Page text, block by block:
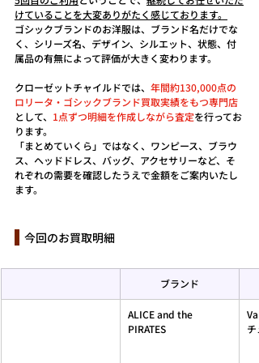
けていることを大変ありがたく感じております。
ゴシックブランドのお洋服は、ブランド名だけでな
く、シリーズ名、デザイン、シルエット、状態、付
属品の有無によって評価が大きく変わります。
クローゼットチャイルドでは、 年間約130,000点の
ロリータ・ゴシックブランド買取実績をもつ専門店
として、 1点ずつ明細を作成しながら査定を行ってお
ります。
「まとめていくら」ではなく、ワンピース、ブラウ
ス、ヘッドドレス、バッグ、アクセサリーなど、そ
れぞれの需要を確認したうえで金額をご案内いたし
ます。
今回のお買取明細
ブランド
ALICE and the
PIRATES
チ